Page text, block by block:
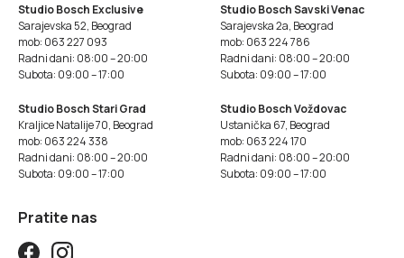
Studio Bosch Exclusive
Sarajevska 52, Beograd
mob: 063 227 093
Radni dani: 08:00 – 20:00
Subota: 09:00 – 17:00
Studio Bosch Savski Venac
Sarajevska 2a, Beograd
mob: 063 224 786
Radni dani: 08:00 – 20:00
Subota: 09:00 – 17:00
Studio Bosch Stari Grad
Kraljice Natalije 70, Beograd
mob: 063 224 338
Radni dani: 08:00 – 20:00
Subota: 09:00 – 17:00
Studio Bosch Voždovac
Ustanička 67, Beograd
mob: 063 224 170
Radni dani: 08:00 – 20:00
Subota: 09:00 – 17:00
Pratite nas